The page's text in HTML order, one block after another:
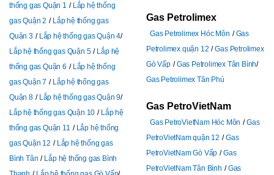
thống gas Quận 1
Lắp hệ thống
gas Quận 2
Lắp hệ thống gas
Quận 3
Lắp hệ thống gas Quận 4
Lắp hệ thống gas Quận 5
Lắp hệ
thống gas Quận 6
Lắp hệ thống
gas Quận 7
Lắp hệ thống gas
Quận 8
Lắp hệ thống gas Quận 9
Lắp hệ thống gas Quận 10
Lắp hệ
thống gas Quận 11
Lắp hệ thống
gas Quận 12
Lắp hệ thống gas
Bình Tân
Lắp hệ thống gas Bình
Gas Petrolimex
Gas Petrolimex Hóc Môn
Gas
Petrolimex quận 12
Gas Petrolimex
Gò Vấp
Gas Petrolimex Tân Bình
Gas Petrolimex Tân Phú
Gas PetroVietNam
Gas PetroVietNam Hóc Môn
Gas
PetroVietNam quận 12
Gas
PetroVietNam Gò Vấp
Gas
PetroVietNam Tân Bình
Gas